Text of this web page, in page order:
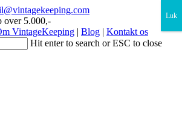
over 5.000,-
VintageKeeping | Blog | Kontakt os
Hit enter to search or ESC to close
×
Luk